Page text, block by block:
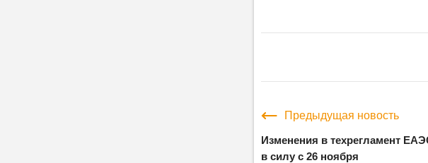
Предыдущая новость
Изменения в техрегламент
в силу с 26 ноября